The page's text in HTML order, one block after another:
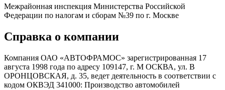
Межрайонная инспекция Министерства Российской
Федерации по налогам и сборам №39 по г. Москве
Справка о компании
Компания ОАО «АВТОФРАМОС» зарегистрированная 17
августа 1998 года по адресу 109147, г. М ОСКВА, ул. В
ОРОНЦОВСКАЯ, д. 35, ведет деятельность в соответствии с
кодом ОКВЭД 341000: Производство автомобилей